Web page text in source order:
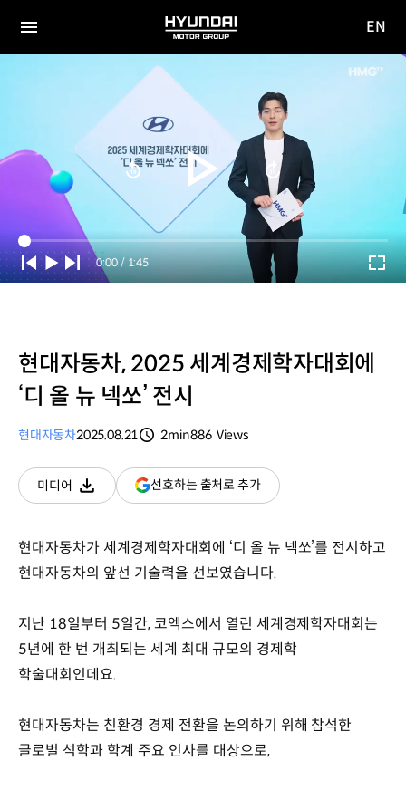
전체
HYUNDAI
MOTOR
GROUP
사이
EN
Current
Time
0:00 / Duration
1:45
현대자동차, 2025 세계경제학자대회에
‘디 올 뉴 넥쏘’ 전시
현대자동차2025.08.21
2min886 Views
미디어
다운로드
선호하는 출처로 추가(새
창
현대자동차가 세계경제학자대회에 ‘디 올 뉴 넥쏘’를 전시하고
현대자동차의 앞선 기술력을 선보였습니다.
지난 18일부터 5일간, 코엑스에서 열린 세계경제학자대회는
5년에 한 번 개최되는 세계 최대 규모의 경제학
학술대회인데요.
현대자동차는 친환경 경제 전환을 논의하기 위해 참석한
글로벌 석학과 학계 주요 인사를 대상으로,